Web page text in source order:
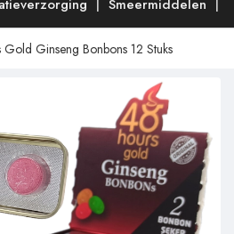
Smeermiddelen
Ginseng Bonbons 12 Stuks